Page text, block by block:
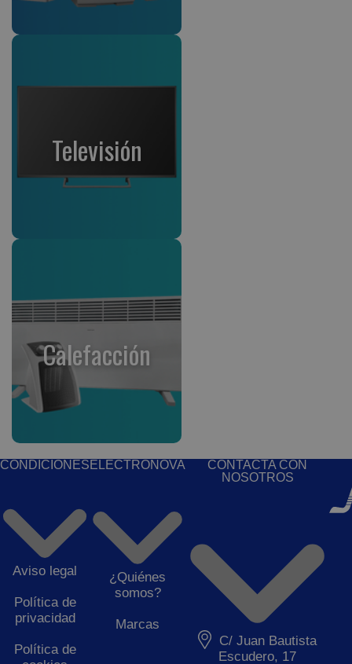
Televisión
Calefacción
CONDICIONES
Aviso legal
Política de
privacidad
Política de
ELECTRONOVA
¿Quiénes
somos?
Marcas
CONTACTA CON
NOSOTROS
C/ Juan Bautista
Escudero, 17